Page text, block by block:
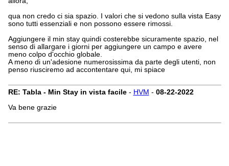
qua non credo ci sia spazio. I valori che si vedono sulla vista Easy
sono tutti essenziali e non possono essere rimossi.
Aggiungere il min stay quindi costerebbe sicuramente spazio, nel
senso di allargare i giorni per aggiungere un campo e avere
meno colpo d'occhio globale.
A meno di un'adesione numerosissima da parte degli utenti, non
penso riusciremo ad accontentare qui, mi spiace
RE: Tabla - Min Stay in vista facile- HVM - 08-22-2022
Va bene grazie